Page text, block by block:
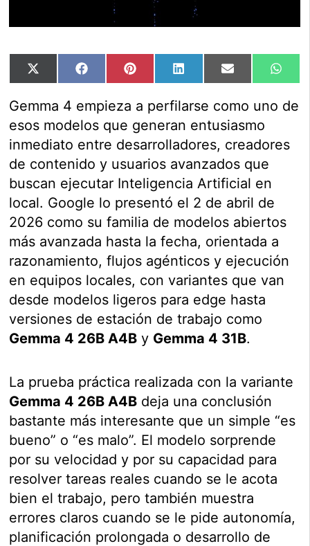
Compartir
en
X
(Twitter)
Compartir
en
FacebookCompartir
en
PinterestCompartir
en
LinkedInCompartir
en
Email
en
Gemma 4 empieza a perfilarse como uno de
esos modelos que generan entusiasmo
inmediato entre desarrolladores, creadores
de contenido y usuarios avanzados que
buscan ejecutar Inteligencia Artificial en
local. Google lo presentó el 2 de abril de
2026 como su familia de modelos abiertos
más avanzada hasta la fecha, orientada a
razonamiento, flujos agénticos y ejecución
en equipos locales, con variantes que van
desde modelos ligeros para edge hasta
versiones de estación de trabajo como
Gemma 4 26B A4B y Gemma 4 31B.
La prueba práctica realizada con la variante
Gemma 4 26B A4B deja una conclusión
bastante más interesante que un simple “es
bueno” o “es malo”. El modelo sorprende
por su velocidad y por su capacidad para
resolver tareas reales cuando se le acota
bien el trabajo, pero también muestra
errores claros cuando se le pide autonomía,
planificación prolongada o desarrollo de